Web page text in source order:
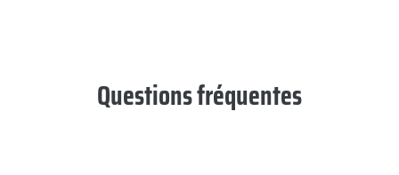
Questions fréquentes